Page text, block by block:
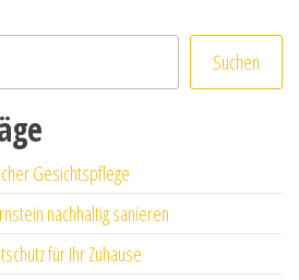
Suchen
Gesichtspflege
nachhaltig sanieren
für Ihr Zuhause